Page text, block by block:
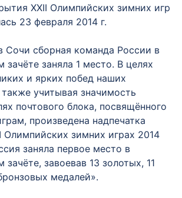
XXII Олимпийских зимних игр
23 февраля 2014 г.
Сочи сборная команда России в
заняла 1 место. В целях
и ярких побед наших
учитывая значимость
почтового блока, посвящённого
произведена надпечатка
Олимпийских зимних играх 2014
заняла первое место в
завоевав 13 золотых, 11
медалей».